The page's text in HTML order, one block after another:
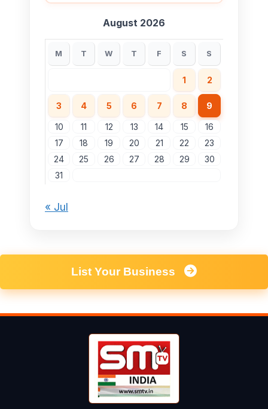
August 2026
M T W T F S S
1 2
3 4 5 6 7 8 9
10 11 12 13 14 15
16
17
18 19 20 21 22
23
24
25 26 27 28 29
30
31
« Jul
List Your Business